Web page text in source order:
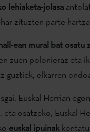
lehiaketa-jolasa
zituzten parte
ean mural bat osatu
zuen polonieraz eta
guztiek, elkarren
Euskal Herrian
eta osatzeko, Euskal
euskal ipuinakkontatu